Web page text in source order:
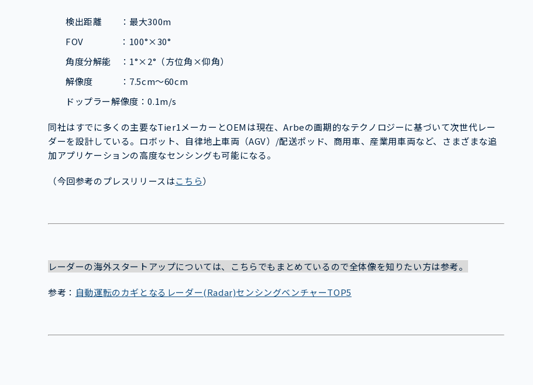
検出距離 ：最大300m
FOV ：100°×30°
角度分解能 ：1°×2°（方位角×仰角）
解像度 ：7.5cm～60cm
ドップラー解像度：0.1m/s
同社はすでに多くの主要なTier1メーカーとOEMは現在、Arbeの画期的なテクノロジーに基づいて次世代レー
ダーを設計している。ロボット、自律地上車両（AGV）/配送ポッド、商用車、産業用車両など、さまざまな追
加アプリケーションの高度なセンシングも可能になる。
（今回参考のプレスリリースはこちら）
レーダーの海外スタートアップについては、こちらでもまとめているので全体像を知りたい方は参考。
参考： 自動運転のカギとなるレーダー(Radar)センシングベンチャーTOP5